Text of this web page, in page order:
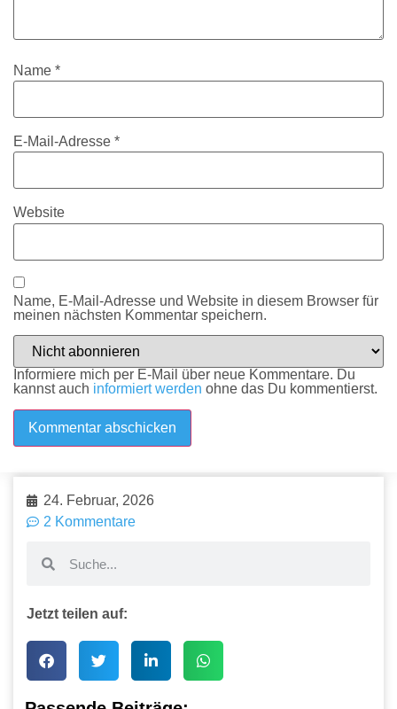
Name *
E-Mail-Adresse *
Website
Name, E-Mail-Adresse und Website in diesem Browser für
meinen nächsten Kommentar speichern.
Informiere mich per E-Mail über neue Kommentare. Du
kannst auch informiert werden ohne das Du kommentierst.
24. Februar, 2026
2 Kommentare
Jetzt teilen auf: